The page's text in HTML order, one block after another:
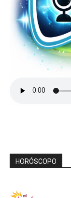
HORÓSCOPO